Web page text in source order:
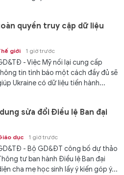
quyền truy cập dữ liệu
giới 1 giờ trước
- Việc Mỹ nối lại cung cấp
tin tình báo một cách đầy đủ sẽ
Ukraine có dữ liệu tiến hành...
sửa đổi Điều lệ Ban đại
dục 1 giờ trước
- Bộ GD&ĐT công bố dự thảo
tư ban hành Điều lệ Ban đại
cha mẹ học sinh lấy ý kiến góp ý...